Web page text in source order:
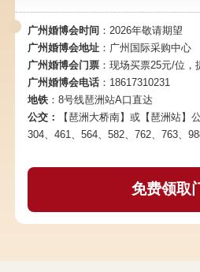
广州婚博会时间 ：2026年敬请期望
广州婚博会地址 ：广州国际采购中心
广州婚博会门票 ：现场买票25元/位
广州婚博会电话 ：18617310231
地铁 ：8号线琶洲站A口直达
公交：
【琶洲大桥南】或【琶洲站】
304、461、564、582、762、763、
免费领取